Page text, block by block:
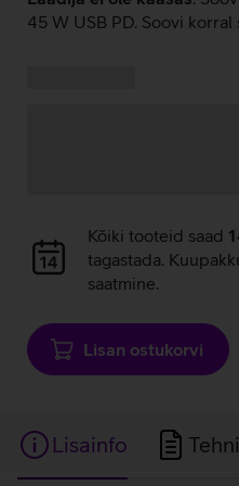
45 W USB PD. Soovi korral
Andmete
laadimine
Kõiki tooteid saad
tagastada.
saatmine.
Lisan ostukorvi
Lisainfo